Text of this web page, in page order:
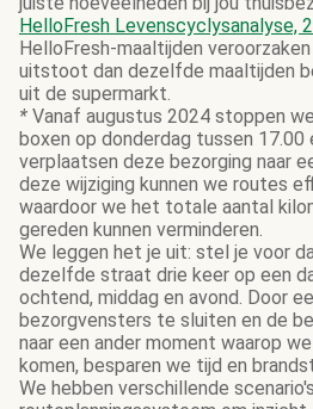
HelloFresh Levenscyclysanalyse,
HelloFresh-maaltijden veroorzaken
uitstoot dan dezelfde maaltijden
uit de supermarkt.
* Vanaf augustus 2024 stoppen
boxen op donderdag tussen 17.00
verplaatsen deze bezorging naar
deze wijziging kunnen we routes
waardoor we het totale aantal
gereden kunnen verminderen.
We leggen het je uit: stel je voor
dezelfde straat drie keer op een
ochtend, middag en avond. Door
bezorgvensters te sluiten en de
naar een ander moment waarop
komen, besparen we tijd en
We hebben verschillende